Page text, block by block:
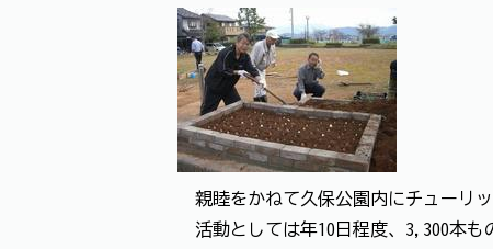
親睦をかねて久保公園内にチューリ
活動としては年10日程度、3,300本も